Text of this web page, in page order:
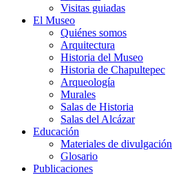
Visitas guiadas
El Museo
Quiénes somos
Arquitectura
Historia del Museo
Historia de Chapultepec
Arqueología
Murales
Salas de Historia
Salas del Alcázar
Educación
Materiales de divulgación
Glosario
Publicaciones